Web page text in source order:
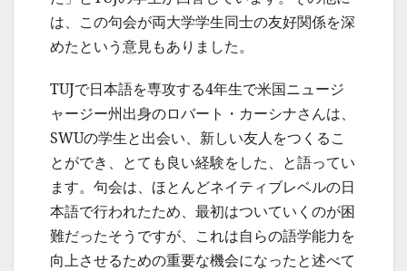
は、この句会が両大学学生同士の友好関係を深
めたという意見もありました。
TUJで日本語を専攻する4年生で米国ニュージ
ャージー州出身のロバート・カーシナさんは、
SWUの学生と出会い、新しい友人をつくるこ
とができ、とても良い経験をした、と語ってい
ます。句会は、ほとんどネイティブレベルの日
本語で行われたため、最初はついていくのが困
難だったそうですが、これは自らの語学能力を
向上させるための重要な機会になったと述べて